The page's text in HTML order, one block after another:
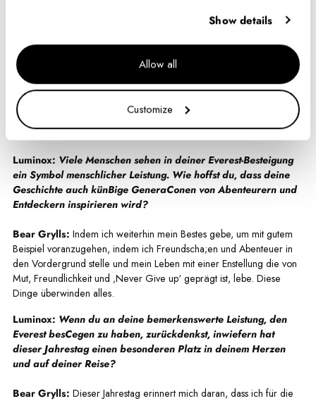
Show details
Allow all
Customize
Wir feiern den 25. Jahrestag der historischen Besteigung des Mount
Everest unseres Markenbotscha;ers mit der neuen Bear Grylls 3730
Mountain Serie. Pünktlich zur Lancierung der neuen Uhren, haben wir
uns mit Bear unterhalten, um zu erfahren, wie er heute über seine
damalige, beeindruckende Leistung denkt, was seine Lieblingsuhr von
Luminox ist und welche nächsten Abenteuer er geplant hat.
Luminox: Viele Menschen sehen in deiner Everest-Besteigung
ein Symbol menschlicher Leistung. Wie hoffst du, dass deine
Geschichte auch künBige GeneraConen von Abenteurern und
Entdeckern inspirieren wird?
Bear Grylls: Indem ich weiterhin mein Bestes gebe, um mit gutem
Beispiel voranzugehen, indem ich Freundscha;en und Abenteuer in
den Vordergrund stelle und mein Leben mit einer Enstellung die von
Mut, Freundlichkeit und ‚Never Give up‘ geprägt ist, lebe. Diese
Dinge überwinden alles.
Luminox: Wenn du an deine bemerkenswerte Leistung, den
Everest besCegen zu haben, zurückdenkst, inwiefern hat
dieser Jahrestag einen besonderen Platz in deinem Herzen
und auf deiner Reise?
Bear Grylls: Dieser Jahrestag erinnert mich daran, dass ich für die